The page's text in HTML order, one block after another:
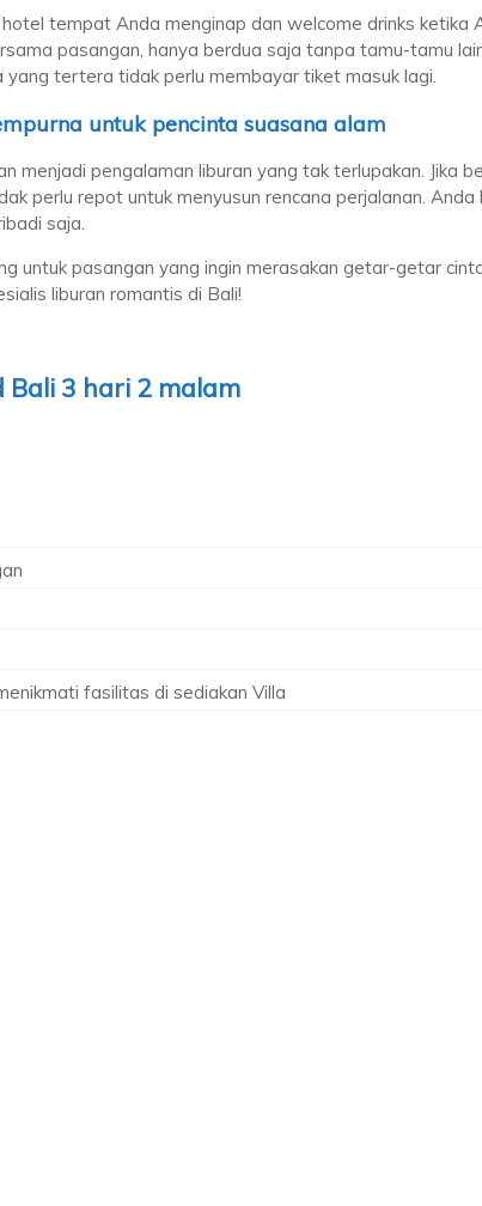
tempat Anda menginap dan welcome drinks ketika
pasangan, hanya berdua saja tanpa tamu-tamu
tertera tidak perlu membayar tiket masuk lagi.
untuk pencinta suasana alam
menjadi pengalaman liburan yang tak terlupakan. Jika
perlu repot untuk menyusun rencana perjalanan.
saja.
untuk pasangan yang ingin merasakan getar-getar
liburan romantis di Bali!
Bali 3 hari 2 malam
fasilitas di sediakan Villa